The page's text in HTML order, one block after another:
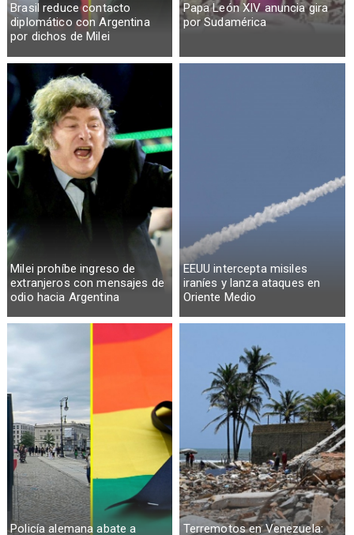
Brasil reduce contacto
diplomático con Argentina
por dichos de Milei
Papa León XIV anuncia gira
por Sudamérica
Milei prohíbe ingreso de
extranjeros con mensajes de
odio hacia Argentina
EEUU intercepta misiles
iraníes y lanza ataques en
Oriente Medio
Policía alemana abate a
Terremotos en Venezuela: